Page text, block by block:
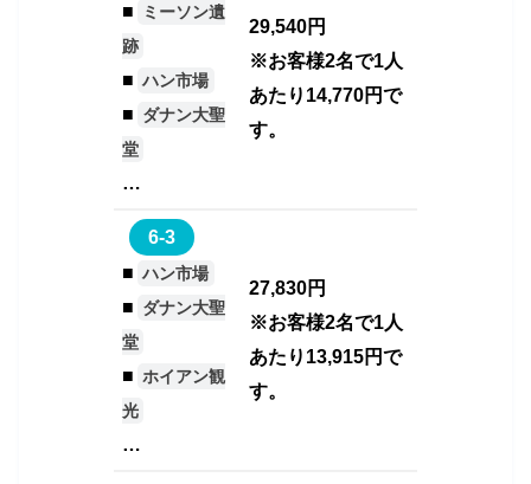
■
ミーソン遺
跡
■ ハン市場
■ ダナン大聖
堂
…
29,540円
※お客様2名で1人
あたり14,770円で
す。
6-3
■ ハン市場
■ ダナン大聖
堂
■ ホイアン観
光
…
27,830円
※お客様2名で1人
あたり13,915円で
す。